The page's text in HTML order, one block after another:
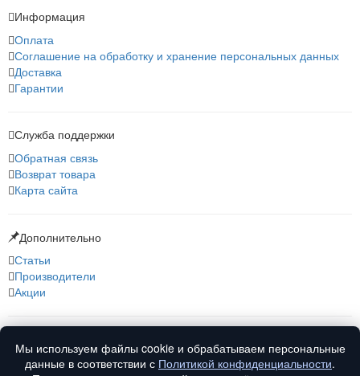
Информация
Оплата
Соглашение на обработку и хранение персональных данных
Доставка
Гарантии
Служба поддержки
Обратная связь
Возврат товара
Карта сайта
Дополнительно
Статьи
Производители
Акции
О компании
Мы используем файлы cookie и обрабатываем персональные
данные в соответствии с Политикой конфиденциальности.